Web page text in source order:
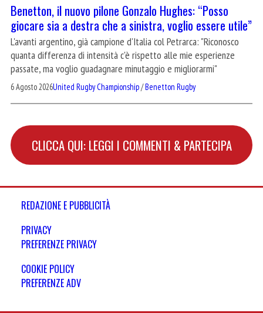
Benetton, il nuovo pilone Gonzalo Hughes: “Posso
giocare sia a destra che a sinistra, voglio essere utile”
L'avanti argentino, già campione d'Italia col Petrarca: "Riconosco
quanta differenza di intensità c'è rispetto alle mie esperienze
passate, ma voglio guadagnare minutaggio e migliorarmi"
6 Agosto 2026United Rugby Championship/Benetton Rugby
CLICCA QUI: LEGGI I COMMENTI & PARTECIPA
REDAZIONE E PUBBLICITÀ
PRIVACY
PREFERENZE PRIVACY
COOKIE POLICY
PREFERENZE ADV